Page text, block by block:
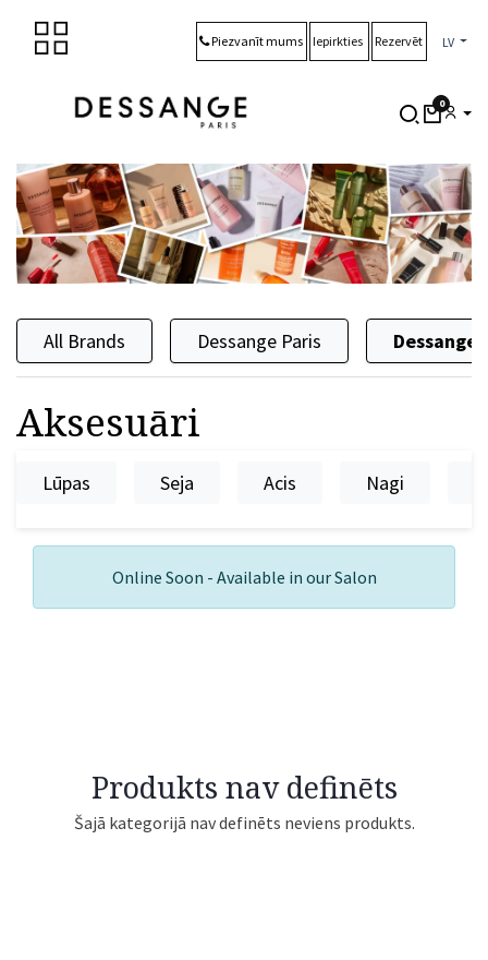
0
Piezvanīt mums Iepirkties Rezervēt LV
All Brands Dessange Paris Dessange
Aksesuāri
Lūpas Seja Acis Nagi
Online Soon - Available in our Salon
Produkts nav definēts
Šajā kategorijā nav definēts neviens produkts.